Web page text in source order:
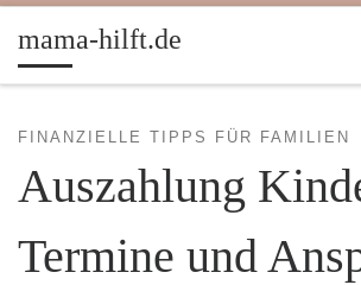
Zum Inhalt springen
mama-hilft.de
FINANZIELLE TIPPS FÜR FAMILIEN
Auszahlung
Termine und